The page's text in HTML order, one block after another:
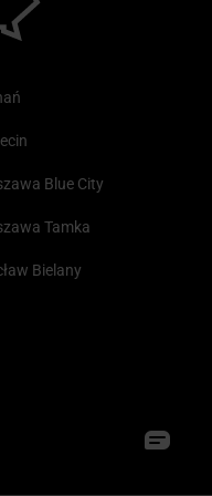
Blue City
Tamka
Bielany